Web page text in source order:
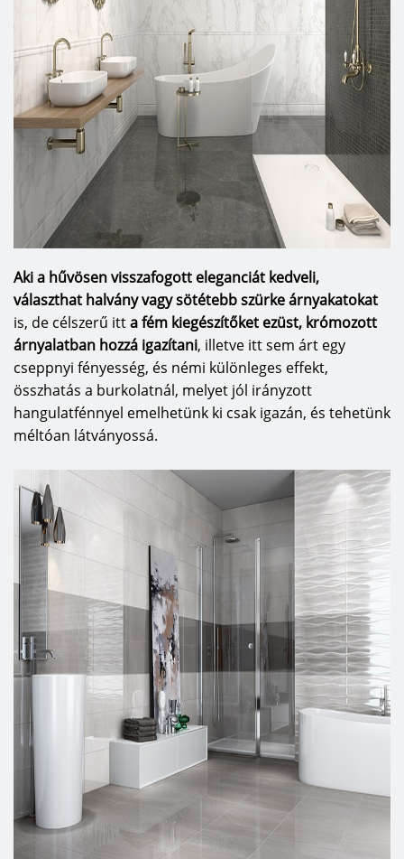
Aki a hűvösen visszafogott eleganciát kedveli,
választhat halvány vagy sötétebb szürke árnyakatokat
is, de célszerű itta fém kiegészítőket ezüst, krómozott
árnyalatban hozzá igazítani, illetve itt sem árt egy
cseppnyi fényesség, és némi különleges effekt,
összhatás a burkolatnál, melyet jól irányzott
hangulatfénnyel emelhetünk ki csak igazán, és tehetünk
méltóan látványossá.